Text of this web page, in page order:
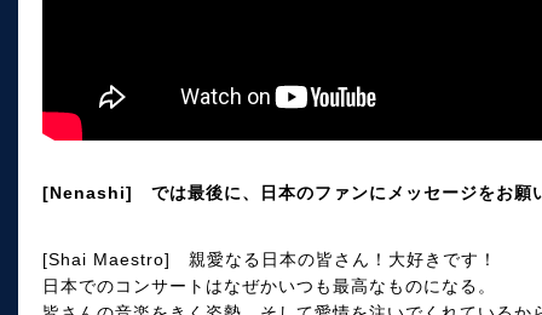
[Nenashi] では最後に、日本のファンにメッセージをお
[Shai Maestro] 親愛なる日本の皆さん！大好きです！
日本でのコンサートはなぜかいつも最高なものになる。